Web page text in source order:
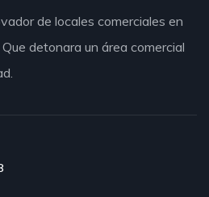
de locales comerciales en
Que detonara un área comercial